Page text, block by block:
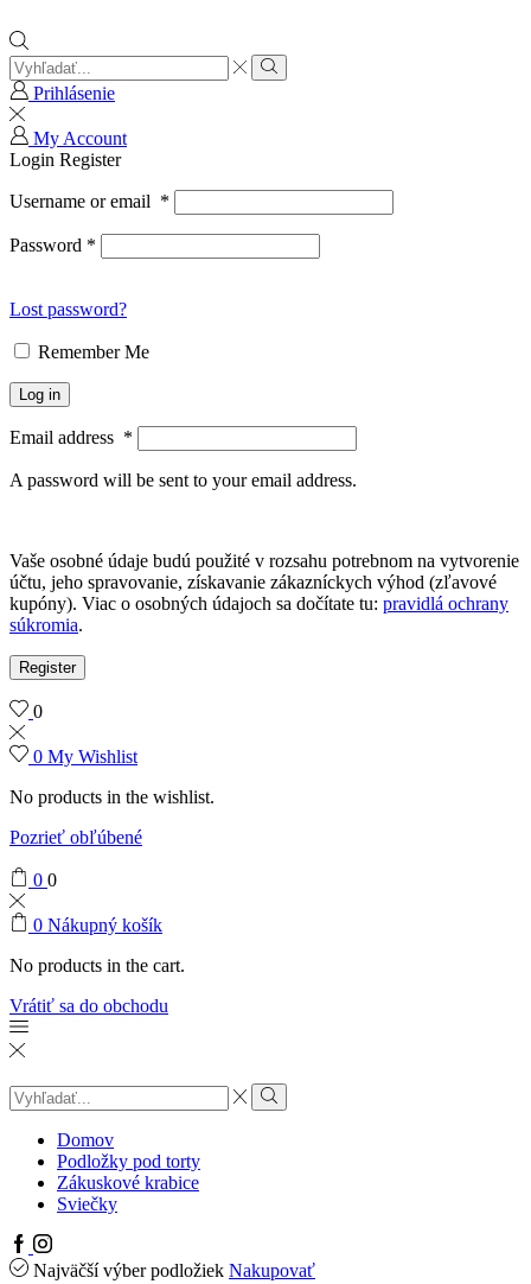
Search
input
Search
Prihlásenie
My Account
Login Register
Username or email *
Password *
Lost password?
Remember Me
Log in
Email address *
A password will be sent to your email address.
Vaše osobné údaje budú použité v rozsahu potrebnom na vytvorenie
účtu, jeho spravovanie, získavanie zákazníckych výhod (zľavové
kupóny). Viac o osobných údajoch sa dočítate tu: pravidlá ochrany
súkromia.
Register
0
0 My Wishlist
No products in the wishlist.
Pozrieť obľúbené
0 0
0 Nákupný košík
No products in the cart.
Vrátiť sa do obchodu
Search
input
Search
Domov
Podložky pod torty
Zákuskové krabice
Sviečky
Facebook
Instagram
Najväčší výber podložiek Nakupovať